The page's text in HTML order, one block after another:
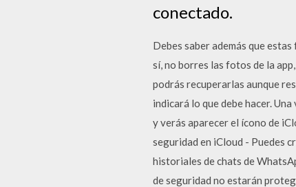
conectado.
Debes saber además que
sí, no borres las fotos de la
podrás recuperarlas aunque
indicará lo que debe hacer.
y verás aparecer el ícono de
seguridad en iCloud - Puedes
historiales de chats de
de seguridad no estarán